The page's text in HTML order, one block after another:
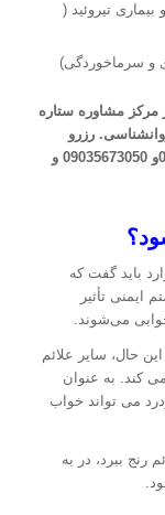
تیروئید (
و سرماخوردگی)
مشاوره ستاره
رزرو
وقت با شماره های 02122354282و 02122247100و 09035673050 و
باید گفت که
تأثیر
می‌شوند.
حال، سایر علائم
کند. به عنوان
می تواند خواب
رنج ببرد، در به